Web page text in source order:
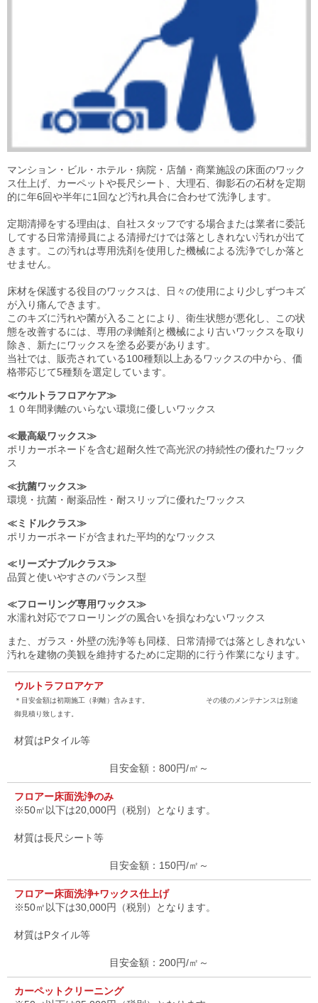
マンション・ビル・ホテル・病院・店舗・商業施設の床面のワック
ス仕上げ、カーペットや長尺シート、大理石、御影石の石材を定期
的に年6回や半年に1回など汚れ具合に合わせて洗浄します。
定期清掃をする理由は、自社スタッフでする場合または業者に委託
してする日常清掃員による清掃だけでは落としきれない汚れが出て
きます。この汚れは専用洗剤を使用した機械による洗浄でしか落と
せません。
床材を保護する役目のワックスは、日々の使用により少しずつキズ
が入り痛んできます。
このキズに汚れや菌が入ることにより、衛生状態が悪化し、この状
態を改善するには、専用の剥離剤と機械により古いワックスを取り
除き、新たにワックスを塗る必要があります。
当社では、販売されている100種類以上あるワックスの中から、価
格帯応じて5種類を選定しています。
≪ウルトラフロアケア≫
１０年間剥離のいらない環境に優しいワックス
≪最高級ワックス≫
ポリカーボネードを含む超耐久性で高光沢の持続性の優れたワック
ス
≪抗菌ワックス≫
環境・抗菌・耐薬品性・耐スリップに優れたワックス
≪ミドルクラス≫
ポリカーボネードが含まれた平均的なワックス
≪リーズナブルクラス≫
品質と使いやすさのバランス型
≪フローリング専用ワックス≫
水濡れ対応でフローリングの風合いを損なわないワックス
また、ガラス・外壁の洗浄等も同様、日常清掃では落としきれない
汚れを建物の美観を維持するために定期的に行う作業になります。
ウルトラフロアケア
＊目安金額は初期施工（剥離）含みます。 その後のメンテナンスは別途
御見積り致します。
材質はPタイル等
800円/㎡～
フロアー床面洗浄のみ
※50㎡以下は20,000円（税別）となります。
材質は長尺シート等
150円/㎡～
フロアー床面洗浄+ワックス仕上げ
※50㎡以下は30,000円（税別）となります。
材質はPタイル等
200円/㎡～
カーペットクリーニング